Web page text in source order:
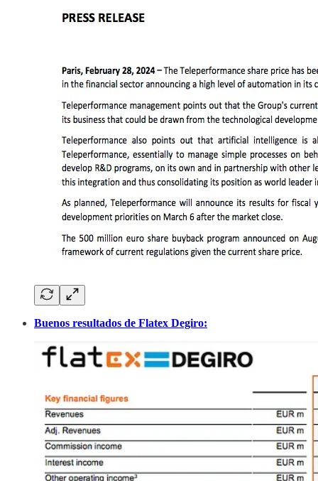
Buenos resultados de Flatex Degiro: